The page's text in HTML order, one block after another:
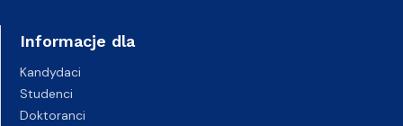
Informacje dla
Kandydaci
Studenci
Doktoranci